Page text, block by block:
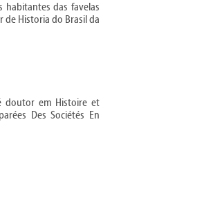
das favelas
de Historia do Brasil da
doutor em Histoire et
Des Sociétés En